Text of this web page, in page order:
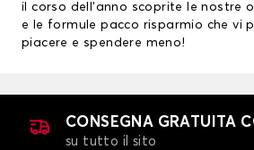
il corso dell’anno scoprite le nostre
e le formule pacco risparmio che vi
piacere e spendere meno!
CONSEGNA GRATUITA
su tutto il sito